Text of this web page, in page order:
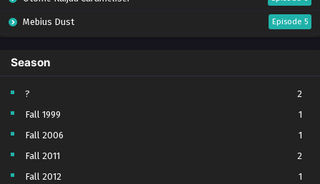
Mebius Dust Episode 5
BanG Dream! Yume∞Mita
Super no Ura de Yani Suu Futari Episode 5
Tsuihou sareta Tensei Juukishi wa Game Chishiki de Musou suru Episode 6
Yani Neko Episode 6
Season
?
2
Fall 1999
1
Fall 2006
1
Fall 2011
2
Fall 2012
1